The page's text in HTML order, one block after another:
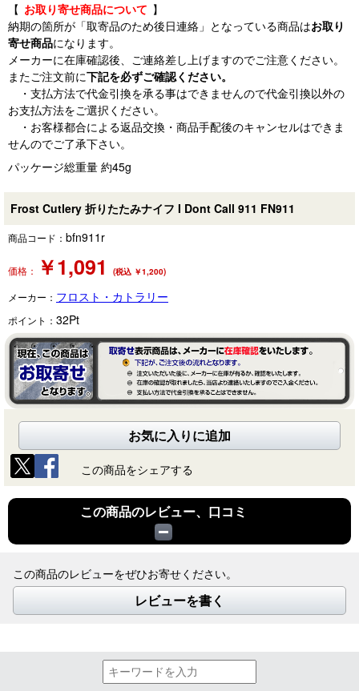
【 お取り寄せ商品について 】
納期の箇所が「取寄品のため後日連絡」となっている商品はお取り
寄せ商品になります。
メーカーに在庫確認後、ご連絡差し上げますのでご注意ください。
またご注文前に下記を必ずご確認ください。
・支払方法で代金引換を承る事はできませんので代金引換以外の
お支払方法をご選択ください。
・お客様都合による返品交換・商品手配後のキャンセルはできま
せんのでご了承下さい。
パッケージ総重量 約45g
Frost Cutlery 折りたたみナイフ I Dont Call 911 FN911
商品コード： bfn911r
価格： ￥1,091 (税込 ￥1,200)
メーカー： フロスト・カトラリー
ポイント： 32Pt
お気に入りに追加
この商品をシェアする
この商品のレビュー、口コミ
この商品のレビューをぜひお寄せください。
レビューを書く